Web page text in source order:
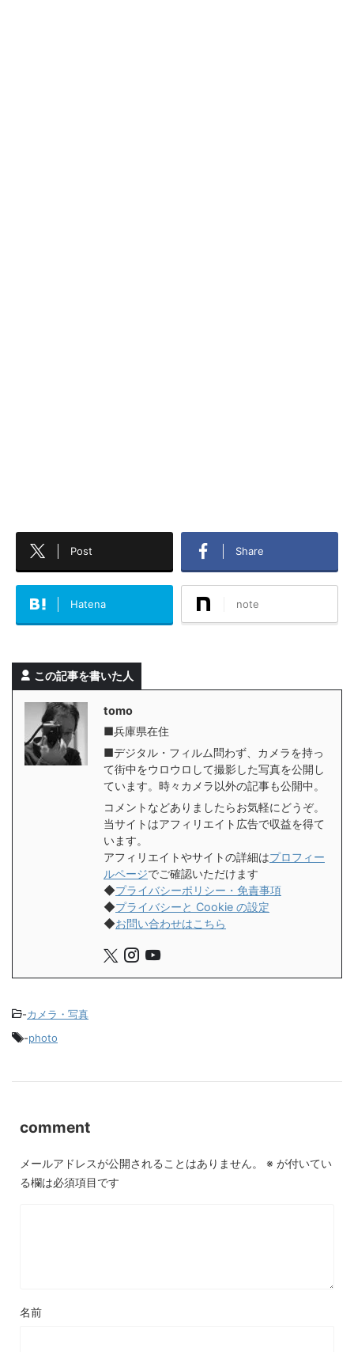
Post Share
Hatena note
この記事を書いた人
tomo
■兵庫県在住
■デジタル・フィルム問わず、カメラを持っ
て街中をウロウロして撮影した写真を公開し
ています。時々カメラ以外の記事も公開中。
コメントなどありましたらお気軽にどうぞ。
当サイトはアフィリエイト広告で収益を得て
います。
アフィリエイトやサイトの詳細はプロフィー
ルページでご確認いただけます
◆プライバシーポリシー・免責事項
◆プライバシーと Cookie の設定
◆お問い合わせはこちら
-カメラ・写真
-photo
comment
メールアドレスが公開されることはありません。 ※ が付いてい
る欄は必須項目です
名前